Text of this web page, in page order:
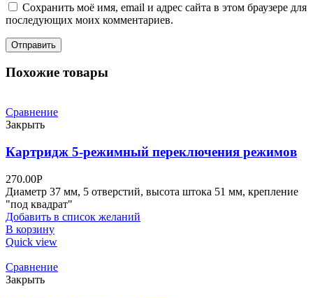
Сохранить моё имя, email и адрес сайта в этом браузере для
последующих моих комментариев.
Похожие товары
Сравнение
Закрыть
Картридж 5-режимный переключения режимов
270.00Р
Диаметр 37 мм, 5 отверстий, высота штока 51 мм, крепление
"под квадрат"
Добавить в список желаний
В корзину
Quick view
Сравнение
Закрыть